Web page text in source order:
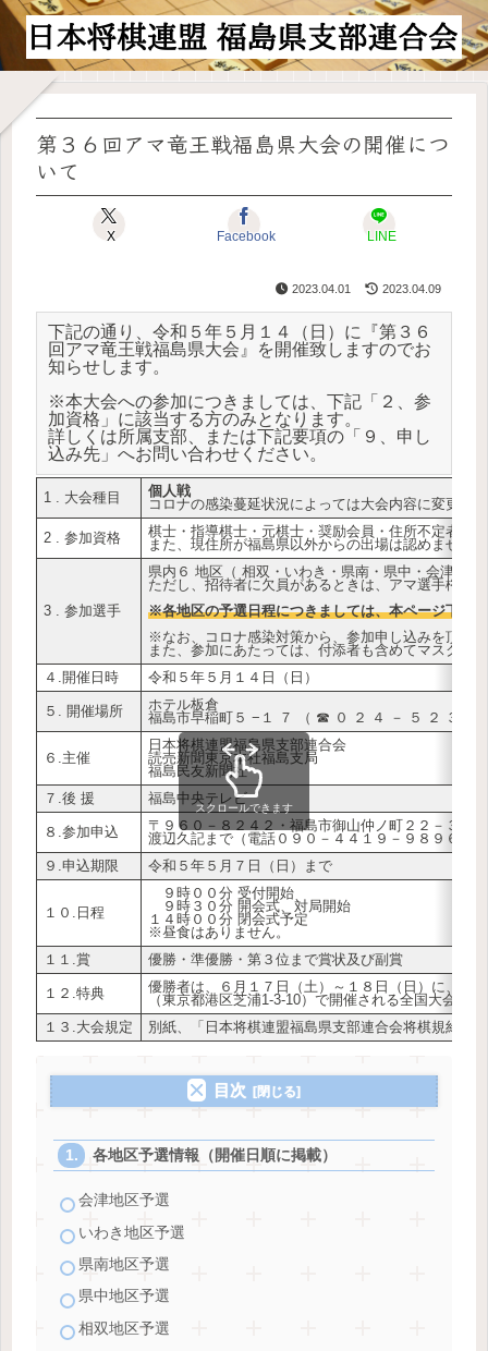
第３６回アマ竜王戦福島県大会の開催につ
いて
X Facebook LINE
2023.04.01 2023.04.09
下記の通り、令和５年５月１４（日）に『第３６
回アマ竜王戦福島県大会』を開催致しますのでお
知らせします。
※本大会への参加につきましては、下記「２、参
加資格」に該当する方のみとなります。
詳しくは所属支部、または下記要項の「９、申し
込み先」へお問い合わせください。
1 . 大会種目
個人戦
コロナの感染蔓延状況によっては大会内容に変更が
2 . 参加資格
棋士・指導棋士・元棋士・奨励会員・住所不定者以
また、現住所が福島県以外からの出場は認めません
3 . 参加選手
県内６ 地区（ 相双・いわき・県南・県中・会津・
ただし、招待者に欠員があるときは、アマ選手権者
※各地区の予選日程につきましては、本ページ下部
※なお、コロナ感染対策から、参加申し込みを頂い
また、参加にあたっては、付添者も含めてマスクの
４.開催日時
令和５年５月１４日（日）
５. 開催場所
ホテル板倉
福島市早稲町５ −１ ７ （ ☎ ０ ２ ４ － ５ ２ ３ －
６.主催
日本将棋連盟福島県支部連合会
読売新聞東京本社福島支局
福島民友新聞社
７.後 援
福島中央テレビ
８.参加申込
〒９６０－８２４２・福島市御山仲ノ町２２－３
渡辺久記まで（電話０９０－４４１９－９８９６）
９.申込期限
令和５年５月７日（日）まで
１０.日程
９時００分 受付開始
９時３０分 開会式、対局開始
１４時００分 閉会式予定
※昼食はありません。
１１.賞
優勝・準優勝・第３位まで賞状及び副賞
１２.特典
優勝者は、６月１７日（土）～１８日（日）に、『
（東京都港区芝浦1-3-10）で開催される全国大会に
１３.大会規定
別紙、「日本将棋連盟福島県支部連合会将棋規約」
スクロールできます
目次
各地区予選情報（開催日順に掲載）
会津地区予選
いわき地区予選
県南地区予選
県中地区予選
相双地区予選